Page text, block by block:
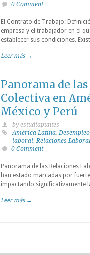
0 Comment
El Contrato de Trabajo:
empresa y el trabajador en el
establecer sus condiciones.
Leer más →
Panorama de
Colectiva en
México y Perú
by estudiapuntes
América Latina,Desempleo
laboral,Relaciones
0 Comment
Panorama de las Relaciones
han estado marcadas por
impactando significativamente
Leer más →